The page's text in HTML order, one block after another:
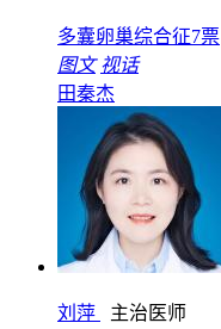
多囊卵巢综合征7票
图文 视话
田秦杰
刘萍 主治医师